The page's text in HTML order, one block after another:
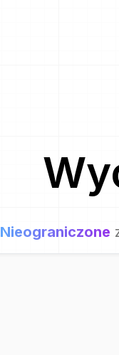
Nieograniczone